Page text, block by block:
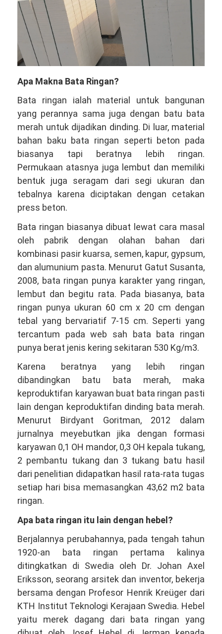
Apa Makna Bata Ringan?
Bata ringan ialah material untuk bangunan
yang perannya sama juga dengan batu bata
merah untuk dijadikan dinding. Di luar, material
bahan baku bata ringan seperti beton pada
biasanya tapi beratnya lebih ringan.
Permukaan atasnya juga lembut dan memiliki
bentuk juga seragam dari segi ukuran dan
tebalnya karena diciptakan dengan cetakan
press beton.
Bata ringan biasanya dibuat lewat cara masal
oleh pabrik dengan olahan bahan dari
kombinasi pasir kuarsa, semen, kapur, gypsum,
dan alumunium pasta. Menurut Gatut Susanta,
2008, bata ringan punya karakter yang ringan,
lembut dan begitu rata. Pada biasanya, bata
ringan punya ukuran 60 cm x 20 cm dengan
tebal yang bervariatif 7-15 cm. Seperti yang
tercantum pada web sah bata bata ringan
punya berat jenis kering sekitaran 530 Kg/m3.
Karena beratnya yang lebih ringan
dibandingkan batu bata merah, maka
keproduktifan karyawan buat bata ringan pasti
lain dengan keproduktifan dinding bata merah.
Menurut Birdyant Goritman, 2012 dalam
jurnalnya meyebutkan jika dengan formasi
karyawan 0,1 OH mandor, 0,3 OH kepala tukang,
2 pembantu tukang dan 3 tukang batu hasil
dari penelitian didapatkan hasil rata-rata tugas
setiap hari bisa memasangkan 43,62 m2 bata
ringan.
Apa bata ringan itu lain dengan hebel?
Berjalannya perubahannya, pada tengah tahun
1920-an bata ringan pertama kalinya
ditingkatkan di Swedia oleh Dr. Johan Axel
Eriksson, seorang arsitek dan inventor, bekerja
bersama dengan Profesor Henrik Kreüger dari
KTH Institut Teknologi Kerajaan Swedia. Hebel
yaitu merek dagang dari bata ringan yang